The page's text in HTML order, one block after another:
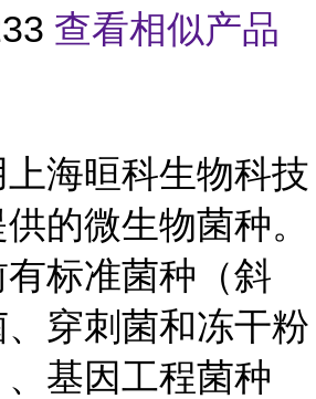
查看相似产品
海晅科生物科技
的微生物菌种。
标准菌种（斜
穿刺菌和冻干粉
基因工程菌种